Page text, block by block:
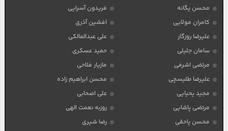
محسن یگانه
فریدون آسرایی
کامران مولایی
افشین آذری
علیرضا روزگار
علی عبدالمالکی
سامان جلیلی
حمید عسکری
مرتضی اشرفی
مازیار فلاحی
علیرضا طلیسچی
محسن ابراهیم زاده
مجید یحیایی
علی اصحابی
مرتضی پاشایی
روزبه نعمت الهی
محسن یاحقی
رضا شیری